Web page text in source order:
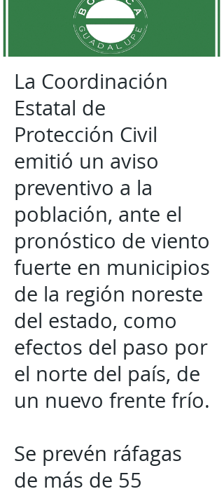
La Coordinación
Estatal de
Protección Civil
emitió un aviso
preventivo a la
población, ante el
pronóstico de viento
fuerte en municipios
de la región noreste
del estado, como
efectos del paso por
el norte del país, de
un nuevo frente frío.
Se prevén ráfagas
de más de 55